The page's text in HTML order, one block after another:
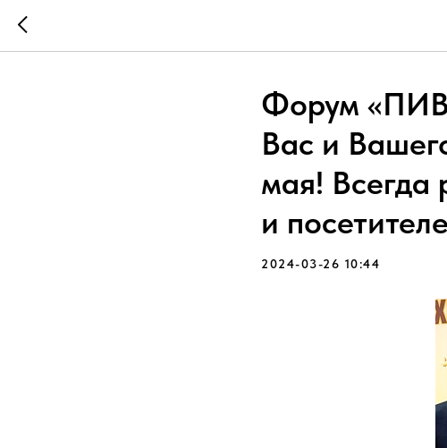
Форум
Вас и
мая! Всегда
и
2024-03-26 10:44